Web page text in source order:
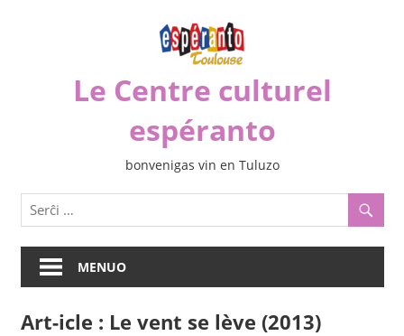
Le Centre culturel
espéranto
bonvenigas vin en Tuluzo
MENUO
Art-icle : Le vent se lève (2013)